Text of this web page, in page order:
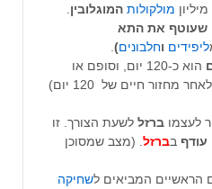
מולקולות המוגלובין
שעוטף את התא
ליפידים וחלבונים)
הוא כ-120 יום, וסופם או
(לאחר מחזור חיים של 120 יום)
לעצמו ברזל לשעת הצורך. זו
עודף בברזל . (מצב שמסוכן
הראשיים המביאים לשחיקה